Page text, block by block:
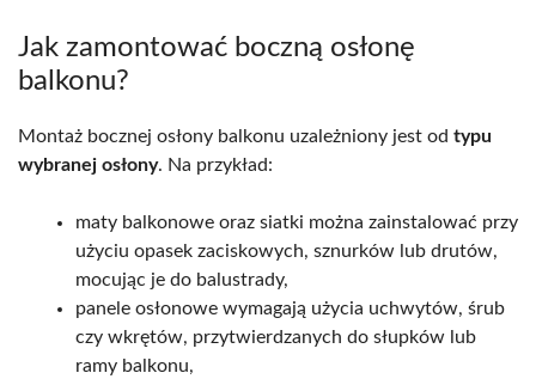
Jak zamontować boczną osłonę
balkonu?
Montaż bocznej osłony balkonu uzależniony jest od typu
wybranej osłony. Na przykład:
maty balkonowe oraz siatki można zainstalować przy
użyciu opasek zaciskowych, sznurków lub drutów,
mocując je do balustrady,
panele osłonowe wymagają użycia uchwytów, śrub
czy wkrętów, przytwierdzanych do słupków lub
ramy balkonu,